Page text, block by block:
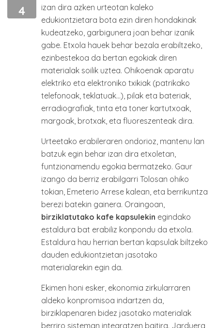
4
izan dira azken urteotan kaleko
edukiontzietara bota ezin diren hondakinak
kudeatzeko, garbigunera joan behar izanik
gabe. Etxola hauek behar bezala erabiltzeko,
ezinbestekoa da bertan egokiak diren
materialak soilik uztea. Ohikoenak aparatu
elektriko eta elektroniko txikiak (patrikako
telefonoak, teklatuak…), pilak eta bateriak,
erradiografiak, tinta eta toner kartutxoak,
margoak, brotxak, eta fluoreszenteak dira.
Urteetako erabileraren ondorioz, mantenu lan
batzuk egin behar izan dira etxoletan,
funtzionamendu egokia bermatzeko. Gaur
izango da berriz erabilgarri Tolosan ohiko
tokian, Emeterio Arrese kalean, eta berrikuntza
berezi batekin gainera. Oraingoan,
birziklatutako kafe kapsulekin egindako
estaldura bat erabiliz konpondu da etxola.
Estaldura hau herrian bertan kapsulak biltzeko
dauden edukiontzietan jasotako
materialarekin egin da.
Ekimen honi esker, ekonomia zirkularraren
aldeko konpromisoa indartzen da,
birziklapenaren bidez jasotako materialak
berriro sisteman integratzen baitira. Jarduera